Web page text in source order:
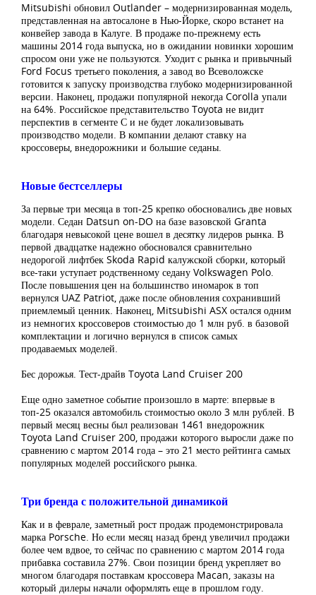
Mitsubishi обновил Outlander – модернизированная модель,
представленная на автосалоне в Нью-Йорке, скоро встанет на
конвейер завода в Калуге. В продаже по-прежнему есть
машины 2014 года выпуска, но в ожидании новинки хорошим
спросом они уже не пользуются. Уходит с рынка и привычный
Ford Focus третьего поколения, а завод во Всеволожске
готовится к запуску производства глубоко модернизированной
версии. Наконец, продажи популярной некогда Corolla упали
на 64%. Российское представительство Toyota не видит
перспектив в сегменте С и не будет локализовывать
производство модели. В компании делают ставку на
кроссоверы, внедорожники и большие седаны.
Новые бестселлеры
За первые три месяца в топ-25 крепко обосновались две новых
модели. Седан Datsun on-DO на базе вазовской Granta
благодаря невысокой цене вошел в десятку лидеров рынка. В
первой двадцатке надежно обосновался сравнительно
недорогой лифтбек Skoda Rapid калужской сборки, который
все-таки уступает родственному седану Volkswagen Polo.
После повышения цен на большинство иномарок в топ
вернулся UAZ Patriot, даже после обновления сохранивший
приемлемый ценник. Наконец, Mitsubishi ASX остался одним
из немногих кроссоверов стоимостью до 1 млн руб. в базовой
комплектации и логично вернулся в список самых
продаваемых моделей.
Бес дорожья. Тест-драйв Toyota Land Cruiser 200
Еще одно заметное событие произошло в марте: впервые в
топ-25 оказался автомобиль стоимостью около 3 млн рублей. В
первый месяц весны был реализован 1461 внедорожник
Toyota Land Cruiser 200, продажи которого выросли даже по
сравнению с мартом 2014 года – это 21 место рейтинга самых
популярных моделей российского рынка.
Три бренда с положительной динамикой
Как и в феврале, заметный рост продаж продемонстрировала
марка Porsche. Но если месяц назад бренд увеличил продажи
более чем вдвое, то сейчас по сравнению с мартом 2014 года
прибавка составила 27%. Свои позиции бренд укрепляет во
многом благодаря поставкам кроссовера Macan, заказы на
который дилеры начали оформлять еще в прошлом году.